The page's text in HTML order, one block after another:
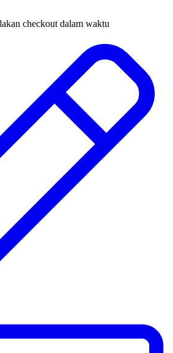
checkout dalam waktu